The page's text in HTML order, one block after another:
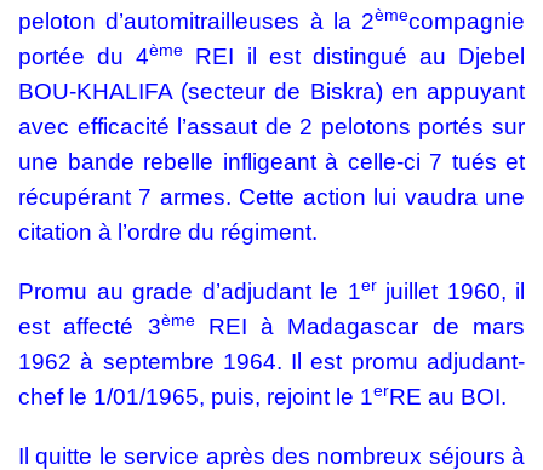
peloton d’automitrailleuses à la 2èmecompagnie
portée du 4ème
REI il est distingué au Djebel
BOU-KHALIFA (secteur de Biskra) en appuyant
avec efficacité l’assaut de 2 pelotons portés sur
une bande rebelle infligeant à celle-ci 7 tués et
récupérant 7 armes. Cette action lui vaudra une
citation à l’ordre du régiment.
Promu au grade d’adjudant le 1erjuillet 1960, il
est affecté 3èmeREI à Madagascar de mars
1962 à septembre 1964. Il est promu adjudant-
chef le 1/01/1965, puis, rejoint le 1erRE au BOI.
Il quitte le service après des nombreux séjours à